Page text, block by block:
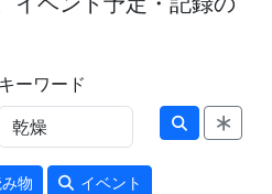
キーワード
物 イベント